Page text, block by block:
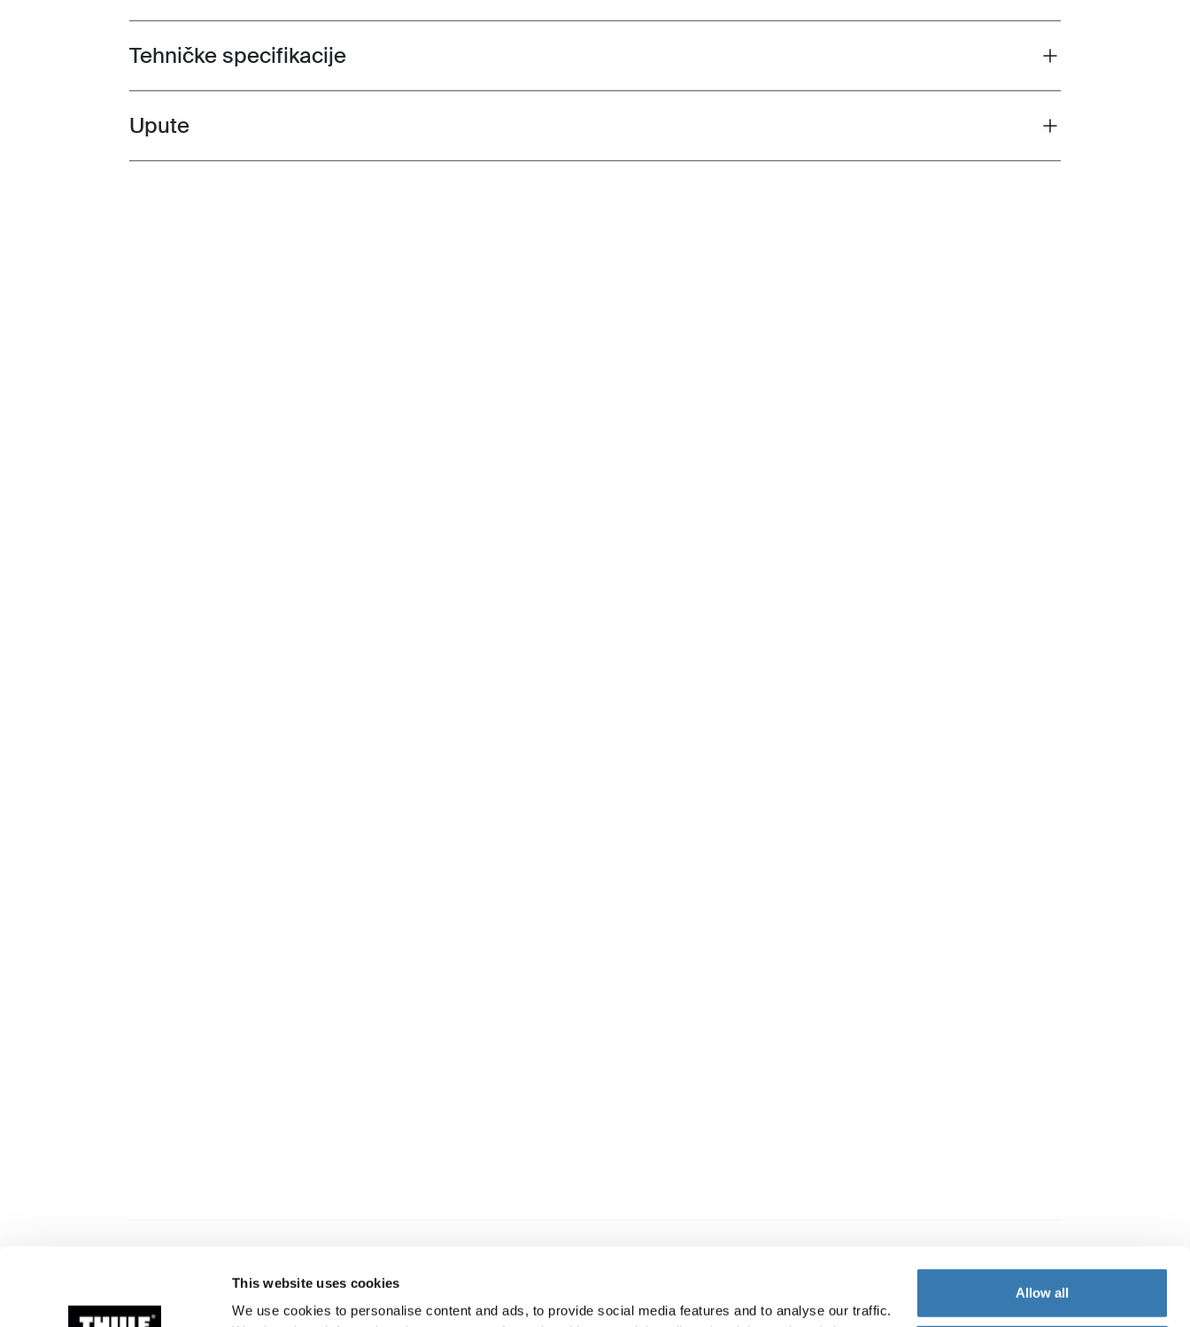
This website uses cookies
We use cookies to personalise content and ads, to provide social media features and to analyse our traffic.
Allow all
Toggle techspec
Tehničke specifikacije
Toggle guides and instructions
Upute
Povezani proizvodi